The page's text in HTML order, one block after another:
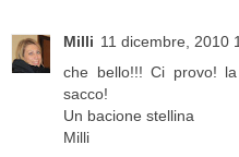
Milli 11 dicembre, 2010
che bello!!! Ci provo!
sacco!
Un bacione stellina
Milli